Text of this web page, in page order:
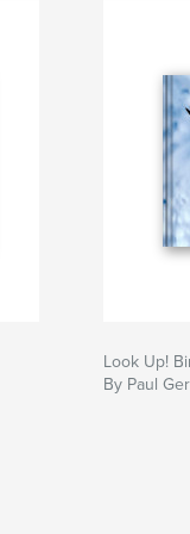
Look Up!
By Paul